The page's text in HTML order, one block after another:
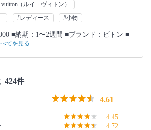
vuitton（ルイ・ヴィトン）
#レディース #小物
■納期：1〜2週間 ■ブランド：ビトン ■
てを見る
424件
4.61
4.45
4.72